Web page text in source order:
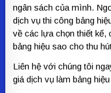
ngân sách của mình.
dịch vụ thi công bảng
về các lựa chọn thiết
bảng hiệu sao cho thu
Liên hệ với chúng tôi
giá dịch vụ làm bảng